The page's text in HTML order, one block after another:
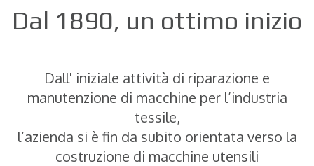
Dal 1890, un ottimo inizio
Dall' iniziale attività di riparazione e
manutenzione di macchine per l’industria
tessile,
l’azienda si è fin da subito orientata verso la
costruzione di macchine utensili